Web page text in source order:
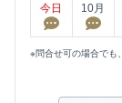
今日 10月
※問合せ可の場合でも